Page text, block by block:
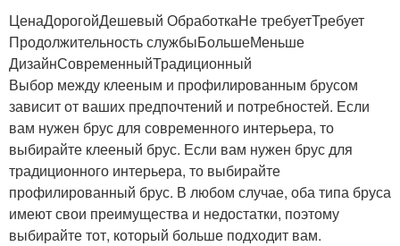
ЦенаДорогойДешевый ОбработкаНе требуетТребует
Продолжительность службыБольшеМеньше
ДизайнСовременныйТрадиционный
Выбор между клееным и профилированным брусом
зависит от ваших предпочтений и потребностей. Если
вам нужен брус для современного интерьера, то
выбирайте клееный брус. Если вам нужен брус для
традиционного интерьера, то выбирайте
профилированный брус. В любом случае, оба типа бруса
имеют свои преимущества и недостатки, поэтому
выбирайте тот, который больше подходит вам.